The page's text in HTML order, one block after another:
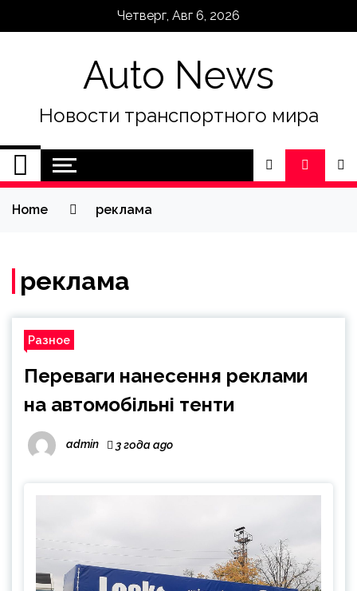
Четверг, Авг 6, 2026
Auto News
Новости транспортного мира
Home реклама
реклама
Разное
Переваги нанесення реклами
на автомобільні тенти
admin 3 года ago